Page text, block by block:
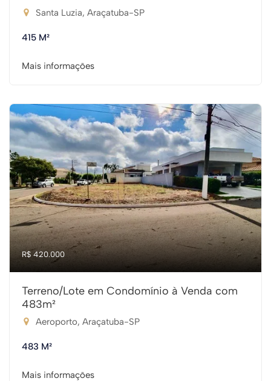
Santa Luzia, Araçatuba-SP
415 M²
Mais informações
R$ 420.000
Terreno/Lote em Condomínio à Venda com
483m²
Aeroporto, Araçatuba-SP
483 M²
Mais informações